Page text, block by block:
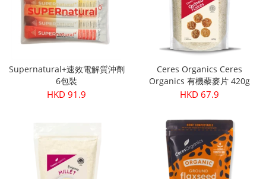
Supernatural+速效電解質沖劑
6包裝
HKD 91.9
Ceres Organics Ceres
Organics 有機藜麥片 420g
HKD 67.9